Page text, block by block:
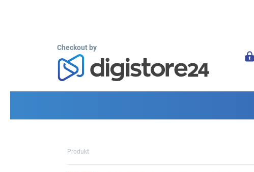
Checkout by
Produkt